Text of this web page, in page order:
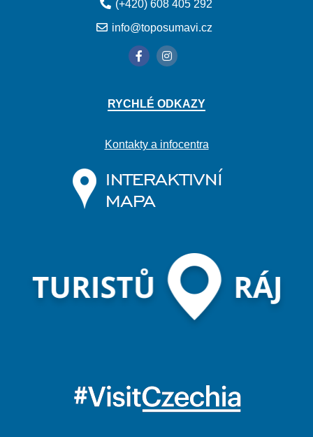
(+420) 608 405 292
info@toposumavi.cz
RYCHLÉ ODKAZY
Kontakty a infocentra